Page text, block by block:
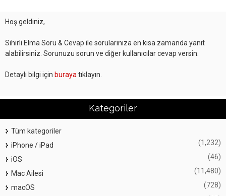
Hoş geldiniz,
Sihirli Elma Soru & Cevap ile sorularınıza en kısa zamanda yanıt
alabilirsiniz. Sorunuzu sorun ve diğer kullanıcılar cevap versin.
Detaylı bilgi için buraya tıklayın.
Kategoriler
Tüm kategoriler
iPhone / iPad
(1,232)
iOS (46)
Mac Ailesi (11,480)
macOS (728)